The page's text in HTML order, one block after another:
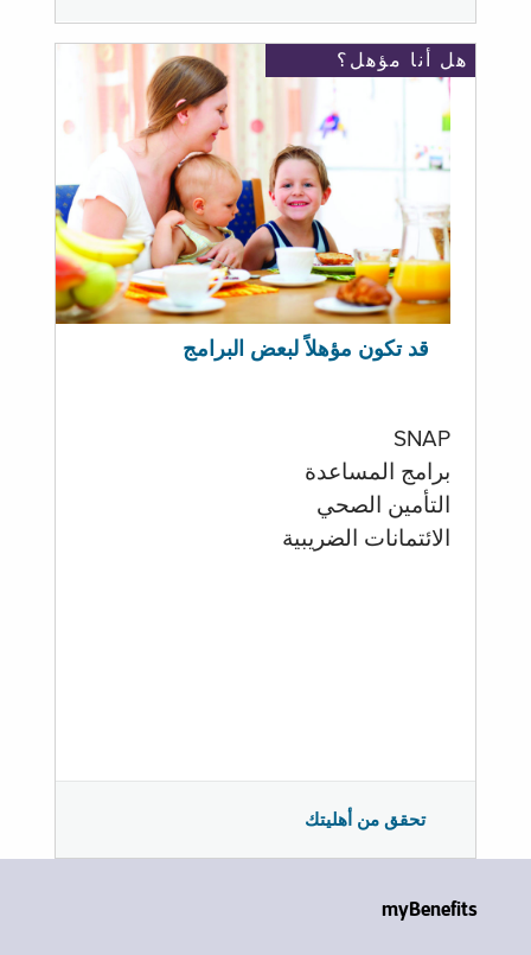
هل أنا مؤهل؟
قد تكون مؤهلاً لبعض البرامج
SNAP
برامج المساعدة
التأمين الصحي
الائتمانات الضريبية
تحقق من أهليتك
myBenefits